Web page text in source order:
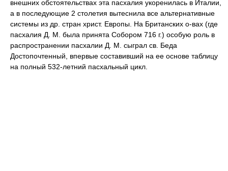
внешних обстоятельствах эта пасхалия укоренилась в Италии,
а в последующие 2 столетия вытеснила все альтернативные
системы из др. стран христ. Европы. На Британских о-вах (где
пасхалия Д. М. была принята Собором 716 г.) особую роль в
распространении пасхалии Д. М. сыграл св. Беда
Достопочтенный, впервые составивший на ее основе таблицу
на полный 532-летний пасхальный цикл.